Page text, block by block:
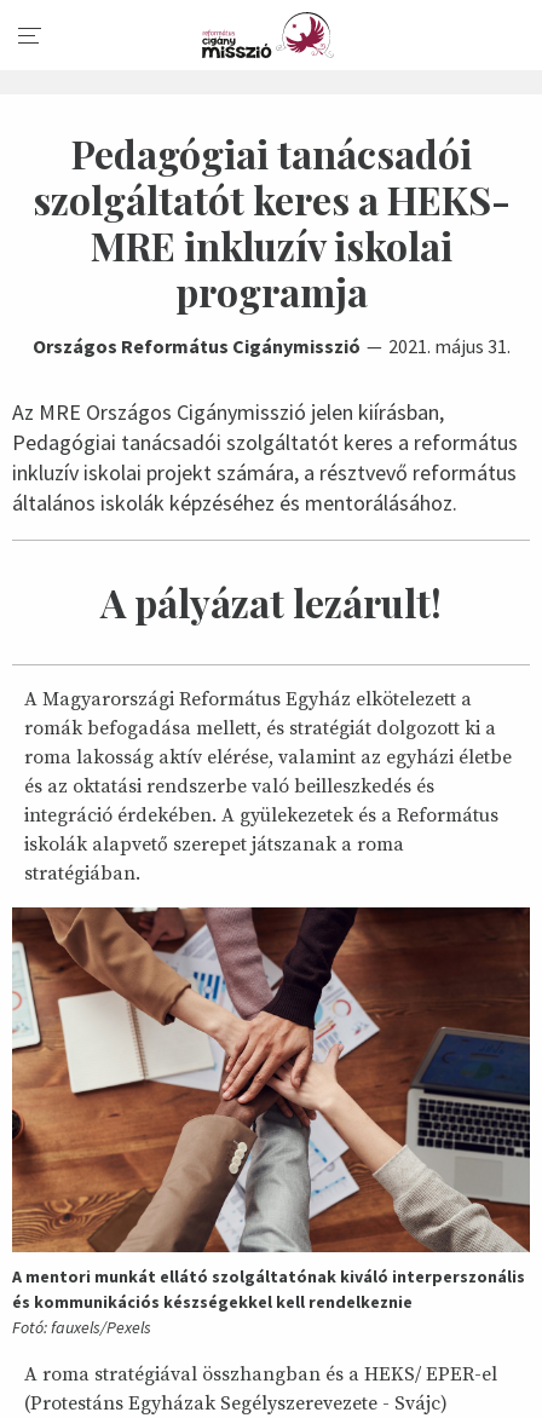
Pedagógiai tanácsadói
szolgáltatót keres a HEKS-
MRE inkluzív iskolai
programja
Országos Református Cigánymisszió 2021. május 31.
Az MRE Országos Cigánymisszió jelen kiírásban,
Pedagógiai tanácsadói szolgáltatót keres a református
inkluzív iskolai projekt számára, a résztvevő református
általános iskolák képzéséhez és mentorálásához.
A pályázat lezárult!
A Magyarországi Református Egyház elkötelezett a
romák befogadása mellett, és stratégiát dolgozott ki a
roma lakosság aktív elérése, valamint az egyházi életbe
és az oktatási rendszerbe való beilleszkedés és
integráció érdekében. A gyülekezetek és a Református
iskolák alapvető szerepet játszanak a roma
stratégiában.
A mentori munkát ellátó szolgáltatónak kiváló interperszonális
és kommunikációs készségekkel kell rendelkeznie
Fotó: fauxels/Pexels
A roma stratégiával összhangban és a HEKS/ EPER-el
(Protestáns Egyházak Segélyszerevezete - Svájc)